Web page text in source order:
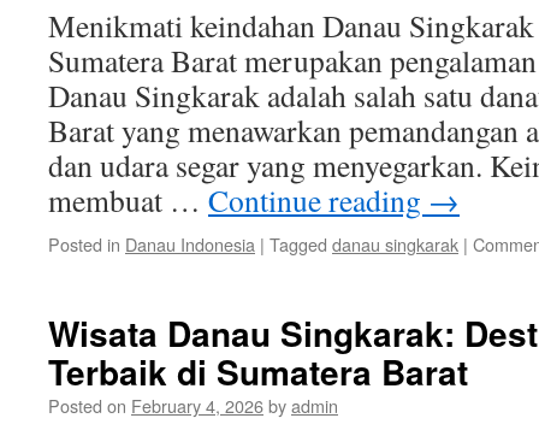
Menikmati keindahan Danau
Sumatera Barat merupakan
Danau Singkarak adalah salah satu
Barat yang menawarkan pemandangan
dan udara segar yang menyegarkan.
membuat … Continue reading →
Posted in Danau Indonesia | Tagged danau singkarak |
Wisata Danau Singkarak:
Terbaik di Sumatera Barat
Posted on February 4, 2026byadmin